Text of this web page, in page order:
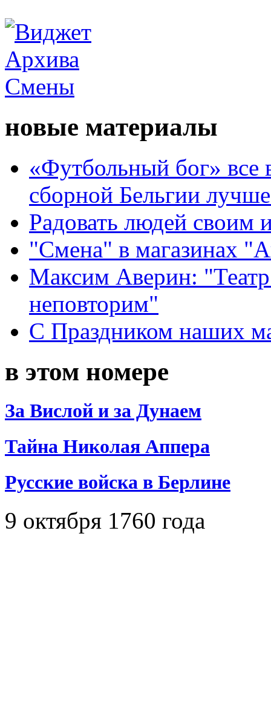
новые материалы
«Футбольный бог» все
сборной Бельгии
Радовать людей своим
"Смена" в магазинах
Максим Аверин:
неповторим"
С Праздником наших
в этом номере
За Вислой и за Дунаем
Тайна Николая Аппера
Русские войска в Берлине
9 октября 1760 года